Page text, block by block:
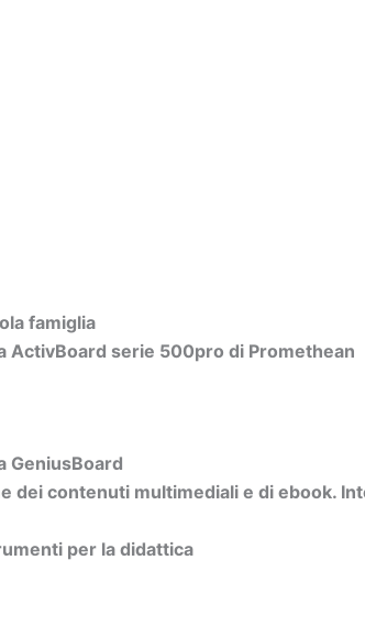
famiglia
ActivBoard serie 500pro di Promethean
GeniusBoard
dei contenuti multimediali e di ebook.
per la didattica